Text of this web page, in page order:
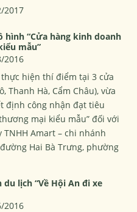
2017
hình “Cửa hàng kinh doanh
mẫu”
2016
hiện thí điểm tại 3 cửa
Thanh Hà, Cẩm Châu), vừa
định công nhận đạt tiêu
mại kiểu mẫu” đối với
Amart – chi nhánh
Hai Bà Trưng, phường
lịch “Về Hội An đi xe
2016